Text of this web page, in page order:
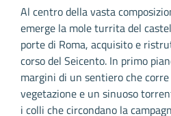
Al centro della vasta
emerge la mole turrita del
porte di Roma, acquisito e
corso del Seicento. In primo
margini di un sentiero che
vegetazione e un sinuoso
i colli che circondano la